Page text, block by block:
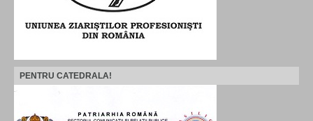
PENTRU CATEDRALA!